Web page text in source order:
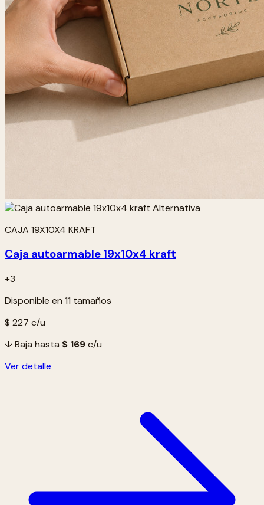
CAJA 19X10X4 KRAFT
Caja autoarmable 19x10x4 kraft
+3
Disponible en 11 tamaños
$ 227 c/u
↓ Baja hasta $ 169c/u
Ver detalle